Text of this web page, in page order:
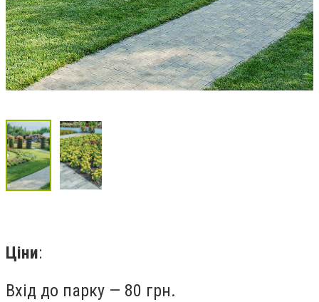
Ціни:
Вхід до парку — 80 грн.